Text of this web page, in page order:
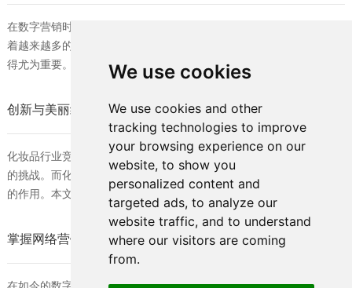
We use cookies
We use cookies and other
tracking technologies to improve
your browsing experience on our
website, to show you
personalized content and
targeted ads, to analyze our
website traffic, and to understand
where our visitors are coming
from.
对网站进行全面的分析
在数字营销时代，谷歌广告已成为许多企业不可或缺的推广工具。随
着越来越多的商家投入到这一平台，理解谷歌推广广告费怎么算便显
得尤为重要。对于希望在竞争激烈的市场中脱颖而出的企业而言，合
理的广告费用预算是确保营销效果的关键。 首先，我们需要明确谷歌
广告的收费模式。谷歌推广主要基于“每次点击费用”（CPC）进行计
费。也就是说，每当用户点击投放的广告时，商家需要支付一定的费
用。广告费的具体计算不仅与行
化妆品行业竞争激烈，如何在众多品牌中脱颖而出成为各大公司面临
的挑战。而化妆品外包装作为品牌形象的重要体现，发挥着不可忽视
的作用。本文将深入探讨化妆品外包装如何宣传推广以及有效的策
略，帮助品牌提升市场竞争力。 首先，化妆品外包装的重要性不言而
喻。它不仅保护产品，还有助于提升产品形象和用户体验。消费者通
常会被包装的设计和视觉效果吸引，因此，品牌制定独特、富有创意
的包装设计是成功的一步。化妆品外包
掌握网络营销的核心技巧：怎么样快速了解SEO的最佳方法
在如今的数字时代，搜索引擎优化（SEO）已经成为网络营销的核心